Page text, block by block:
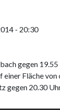
- 20:30
gegen
Fläche von
gegen 20.30